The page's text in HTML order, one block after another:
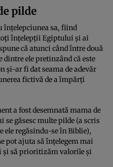
pilde
înțelepciunea sa, fiind
înțelepții Egiptului și ai
că atunci când între două
dintre ele pretinzând că este
și-ar fi dat seama de adevăr
fictivă de a împărți
a fost desemnată mama de
găsesc multe pilde (a scris
ele regăsindu-se în Biblie),
pot ajuta să înțelegem mai
și să prioritizăm valorile și